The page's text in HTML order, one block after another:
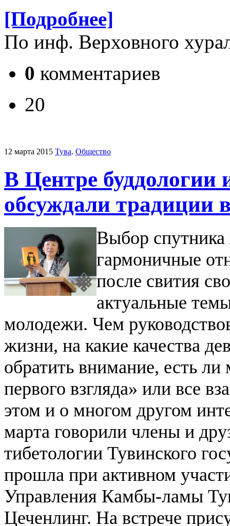
[Подробнее]
По инф. Верховного
0 комментариев
20
12 марта 2015 Тува. Общество
В Центре буддологии
обсуждали традиции
Выбор спутника
гармоничные
после свития
актуальные
молодежи. Чем
жизни, на какие качества
обратить внимание, есть
первого взгляда» или все
этом и о многом другом
марта говорили члены и
тибетологии Тувинского
прошла при активном
Управления Камбы-ламы
Цеченлинг. На встрече